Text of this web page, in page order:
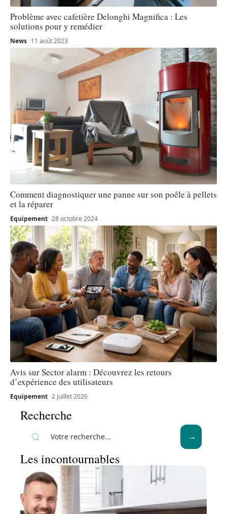
Problème avec cafetière Delonghi Magnifica : Les
solutions pour y remédier
News 11 août 2023
Comment diagnostiquer une panne sur son poêle à pellets
et la réparer
Equipement 28 octobre 2024
Avis sur Sector alarm : Découvrez les retours
d’expérience des utilisateurs
Equipement 2 juillet 2026
Recherche
Les incontournables